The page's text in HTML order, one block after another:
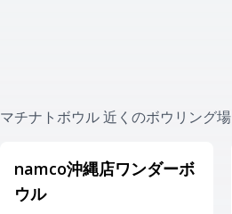
マチナトボウル 近くのボウリング場
namco沖縄店ワンダーボ
ウル